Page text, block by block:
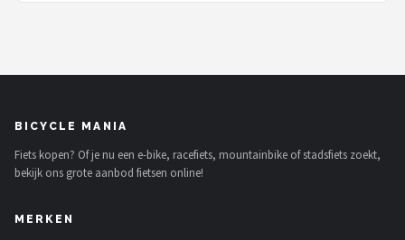
BICYCLE MANIA
Fiets kopen? Of je nu een e-bike, racefiets, mountainbike of stadsfiets zoekt,
bekijk ons grote aanbod fietsen online!
MERKEN